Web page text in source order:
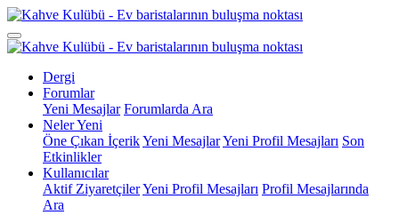
Dergi
Forumlar
Yeni Mesajlar Forumlarda Ara
Neler Yeni
Öne Çıkan İçerikYeni MesajlarYeni Profil Mesajları Son
Etkinlikler
Kullanıcılar
Aktif ZiyaretçilerYeni Profil Mesajları Profil Mesajlarında
Ara